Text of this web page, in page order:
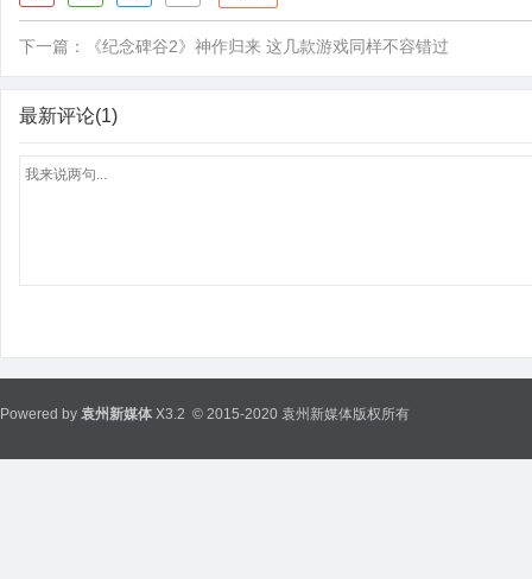
下一篇： 《纪念碑谷2》神作归来 这几款游戏同样不容错过
最新评论(1)
Powered by 袁州新媒体 X3.2 © 2015-2020 袁州新媒体版权所有